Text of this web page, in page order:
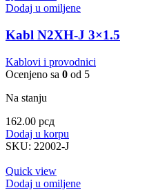
Dodaj u omiljene
Kabl N2XH-J 3×1.5
Kablovi i provodnici
Ocenjeno sa 0 od 5
Na stanju
162.00 рсд
Dodaj u korpu
SKU: 22002-J
Quick view
Dodaj u omiljene